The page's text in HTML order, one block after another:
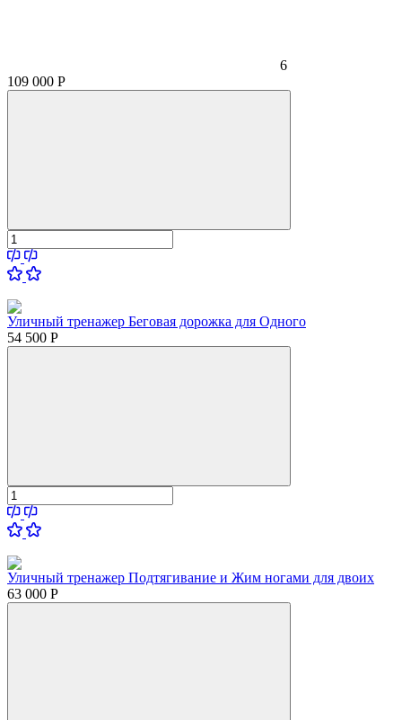
6
109 000 Р
Уличный тренажер Беговая дорожка для Одного
54 500 Р
Уличный тренажер Подтягивание и Жим ногами для двоих
63 000 Р